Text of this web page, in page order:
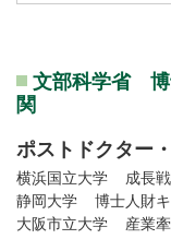
文部科学省 博
関
ポストドクター
横浜国立大学 成長戦
静岡大学 博士人財キ
大阪市立大学 産業牽